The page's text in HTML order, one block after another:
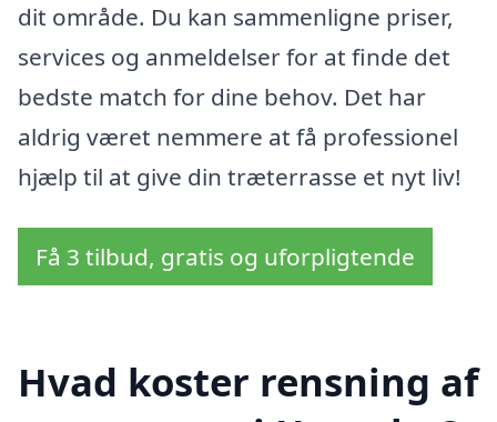
dit område. Du kan sammenligne priser,
services og anmeldelser for at finde det
bedste match for dine behov. Det har
aldrig været nemmere at få professionel
hjælp til at give din træterrasse et nyt liv!
Få 3 tilbud, gratis og uforpligtende
Hvad koster rensning af